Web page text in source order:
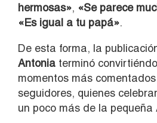
hermosas», «Se parece
«Es igual a tu papá».
De esta forma, la
Antonia terminó
momentos más
seguidores, quienes
un poco más de la pequeña